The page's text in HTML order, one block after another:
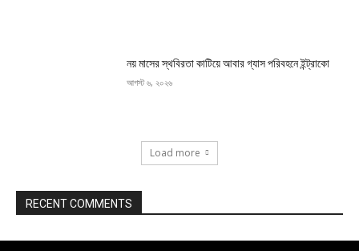
নয় মাসের স্থবিরতা কাটিয়ে আবার গ্যাস পরিবহনে ইন্ট্রাকো
আগস্ট ৬, ২০২৬
Load more
RECENT COMMENTS